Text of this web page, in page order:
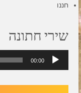
חננו
שירי חתונה
אודיו
00:00